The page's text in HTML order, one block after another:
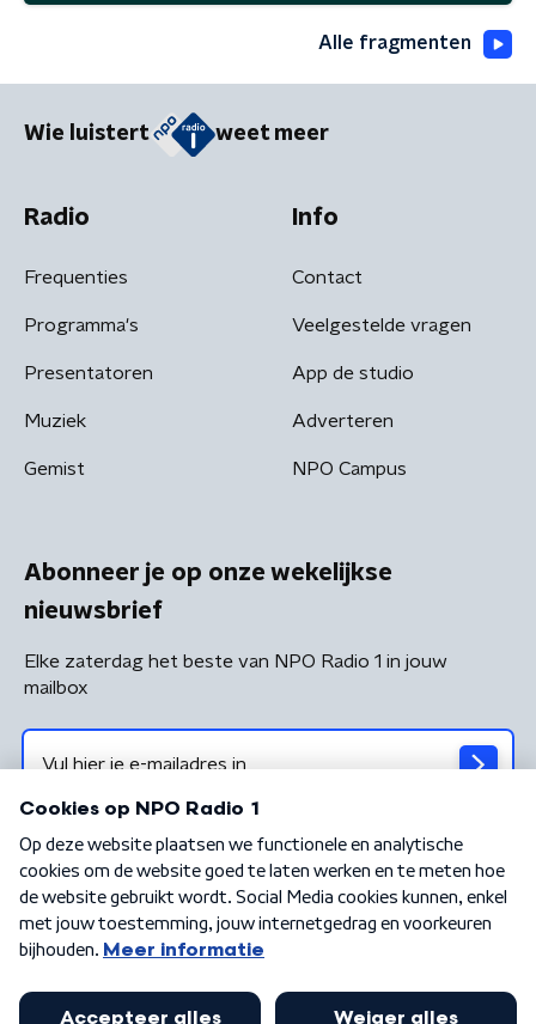
Alle fragmenten
Wie luistert weet meer
Radio
Frequenties
Programma's
Presentatoren
Muziek
Gemist
Info
Contact
Veelgestelde vragen
App de studio
Adverteren
NPO Campus
Abonneer je op onze wekelijkse
nieuwsbrief
Elke zaterdag het beste van NPO Radio 1 in jouw
mailbox
Algemene voorwaarden